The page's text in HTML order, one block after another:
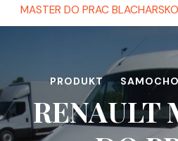
MASTER DO PRAC
PRODUKT
RENAULT